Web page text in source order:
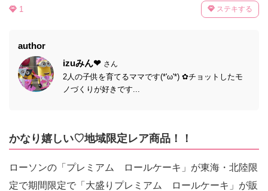
1 ステキする
author
izuみん❤ さん
2人の子供を育てるママです(*'ω'*) ✿チョットしたモ
ノづくりが好きです...
かなり嬉しい♡地域限定レア商品！！
ローソンの「プレミアム ロールケーキ」が東海・北陸限
定で期間限定で「大盛りプレミアム ロールケーキ」が販